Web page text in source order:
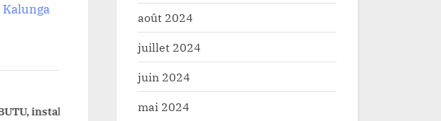
installé
Haut-Uele : le gouverneur Jean
août 2024
juillet 2024
juin 2024
mai 2024